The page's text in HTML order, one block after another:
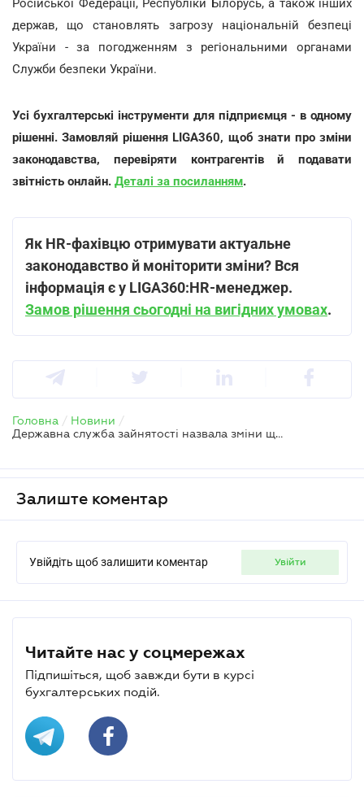
Російської Федерації, Республіки Білорусь, а також інших
держав, що становлять загрозу національній безпеці
України - за погодженням з регіональними органами
Служби безпеки України.
Усі бухгалтерські інструменти для підприємця - в одному
рішенні. Замовляй рішення LIGA360, щоб знати про зміни
законодавства, перевіряти контрагентів й подавати
звітність онлайн. Деталі за посиланням.
Як HR-фахівцю отримувати актуальне
законодавство й моніторити зміни? Вся
інформація є у LIGA360:HR-менеджер.
Замов рішення сьогодні на вигідних умовах.
Головна / Новини /
Державна служба зайнятості назвала зміни щодо працевлаштування іноземців
Залиште коментар
Увійдіть щоб залишити коментар увійти
Читайте нас у соцмережах
Підпишіться, щоб завжди бути в курсі
бухгалтерських подій.